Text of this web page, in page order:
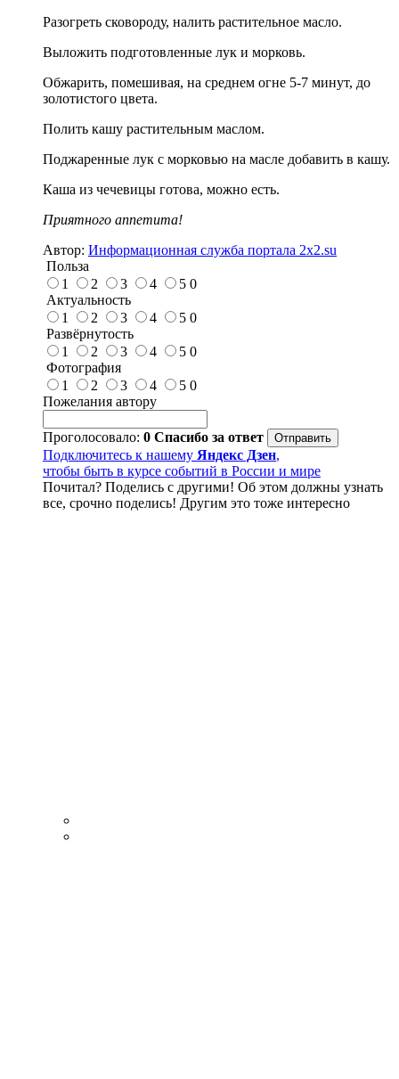
Разогреть сковороду, налить растительное масло.
Выложить подготовленные лук и морковь.
Обжарить, помешивая, на среднем огне 5-7 минут, до
золотистого цвета.
Полить кашу растительным маслом.
Поджаренные лук с морковью на масле добавить в кашу.
Каша из чечевицы готова, можно есть.
Приятного аппетита!
Автор: Информационная служба портала 2x2.su
Польза
1
2 3 4 5 0
Актуальность
1
2 3 4 5 0
Развёрнутость
1
2 3 4 5 0
Фотография
1
2 3 4 5 0
Пожелания автору
Проголосовало: 0 Спасибо за ответ
Подключитесь к нашему Яндекс Дзен,
чтобы быть в курсе событий в России и мире
Почитал? Поделись с другими! Об этом должны узнать
все, срочно поделись! Другим это тоже интересно